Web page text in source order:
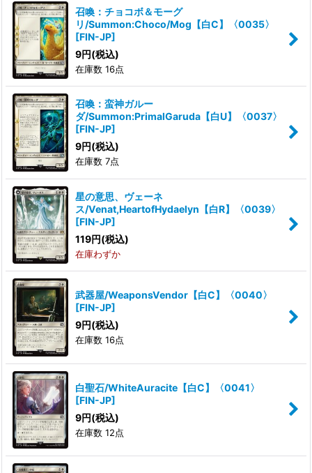
召喚：チョコボ＆モーグ
リ/Summon:Choco/Mog【白C】〈0035〉
[FIN-JP]
9円(税込)
在庫数 16点
召喚：蛮神ガルー
ダ/Summon:PrimalGaruda【白U】〈0037〉
[FIN-JP]
9円(税込)
在庫数 7点
星の意思、ヴェーネ
ス/Venat,HeartofHydaelyn【白R】〈0039〉
[FIN-JP]
119円(税込)
在庫わずか
武器屋/WeaponsVendor【白C】〈0040〉
[FIN-JP]
9円(税込)
在庫数 16点
白聖石/WhiteAuracite【白C】〈0041〉
[FIN-JP]
9円(税込)
在庫数 12点